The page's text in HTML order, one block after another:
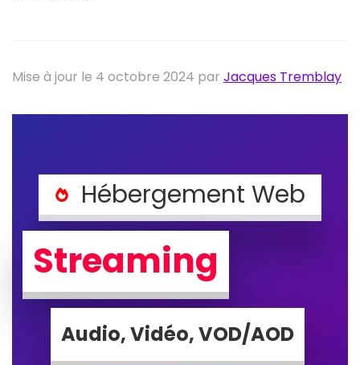
Mise à jour le 4 octobre 2024 par Jacques Tremblay
Hébergement Web
Streaming
Audio, Vidéo, VOD/AOD